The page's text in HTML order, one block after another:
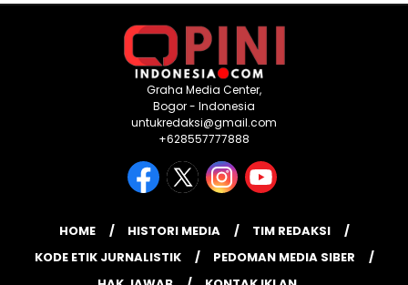
Graha Media Center,
Bogor - Indonesia
untukredaksi@gmail.com
+628557777888
HOME HISTORI MEDIA
TIM REDAKSI
KODE ETIK JURNALISTIK
PEDOMAN MEDIA SIBER